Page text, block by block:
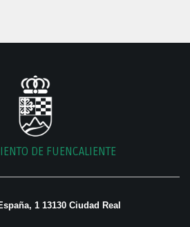
DE FUENCALIENTE
1 13130 Ciudad Real